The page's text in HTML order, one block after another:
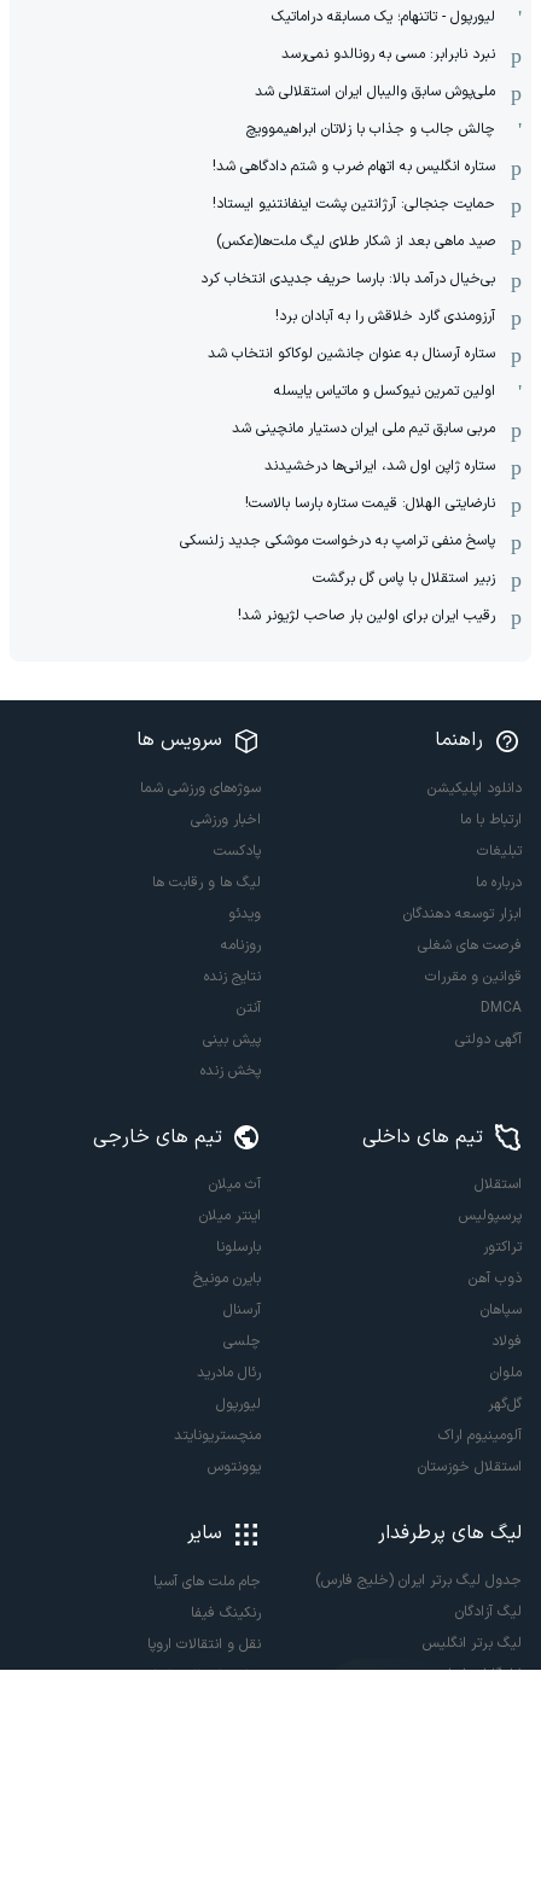
لیورپول - تاتنهام؛ یک مسابقه دراماتیک
نبرد نابرابر: مسی به رونالدو نمی‌رسد
ملی‌پوش سابق والیبال ایران استقلالی شد
چالش جالب و جذاب با زلاتان ابراهیموویچ
ستاره انگلیس به اتهام ضرب و شتم دادگاهی شد!
حمایت جنجالی: آرژانتین پشت اینفانتنیو ایستاد!
صید ماهی بعد از شکار طلای لیگ ملت‌ها(عکس)
بی‌خیال درآمد بالا: بارسا حریف جدیدی انتخاب کرد
آرزومندی گارد خلاقش را به آبادان برد!
ستاره آرسنال به عنوان جانشین لوکاکو انتخاب شد
اولین تمرین نیوکسل و ماتیاس یایسله
مربی سابق تیم ملی ایران دستیار مانچینی شد
ستاره ژاپن اول شد، ایرانی‌ها درخشیدند
نارضایتی الهلال: قیمت ستاره بارسا بالاست!
پاسخ منفی ترامپ به درخواست موشکی جدید زلنسکی
زبیر استقلال با پاس گل برگشت
رقیب ایران برای اولین بار صاحب لژیونر شد!
راهنما
دانلود اپلیکیشن
ارتباط با ما
تبلیغات
درباره ما
ابزار توسعه دهندگان
فرصت های شغلی
قوانین و مقررات
DMCA
آگهی دولتی
سرویس ها
سوژه‌های ورزشی شما
اخبار ورزشی
پادکست
لیگ ها و رقابت ها
ویدئو
روزنامه
نتایج زنده
آنتن
پیش بینی
پخش زنده
تیم های داخلی
استقلال
پرسپولیس
تراکتور
ذوب آهن
سپاهان
فولاد
ملوان
گل‌گهر
آلومینیوم اراک
استقلال خوزستان
تیم های خارجی
آث میلان
اینتر میلان
بارسلونا
بایرن مونیخ
آرسنال
چلسی
رئال مادرید
لیورپول
منچستریونایتد
یوونتوس
لیگ های پرطرفدار
جدول لیگ برتر ایران (خلیج فارس)
لیگ آزادگان
لیگ برتر انگلیس
لالیگا اسپانیا
سایر
جام ملت های آسیا
رنکینگ فیفا
نقل و انتقالات اروپا
نقل و انتقالات ایران